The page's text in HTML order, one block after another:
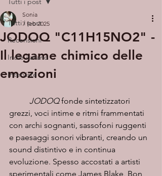
Tutti i post
Recensioni
Indie italiano
Interviste
JODOQ "C11H15NO2" -
Il legame chimico delle
emozioni
Sonia
7 feb 2025
JODOQ fonde sintetizzatori
grezzi, voci intime e ritmi frammentati
con archi sognanti, sassofoni ruggenti
e paesaggi sonori vibranti, creando un
sound distintivo e in continua
evoluzione. Spesso accostati a artisti
sperimentali come James Blake, Bon